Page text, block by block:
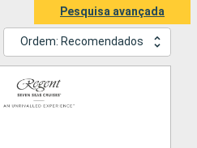
Pesquisa avançada
Ordem: Recomendados